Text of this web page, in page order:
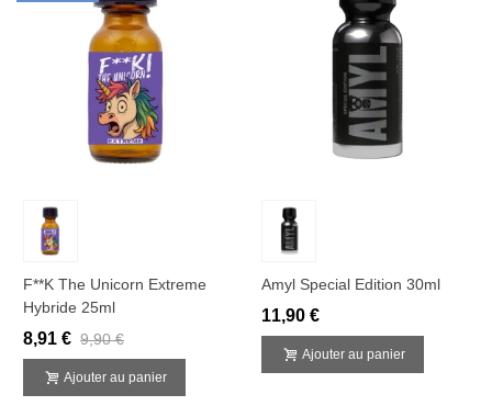
F**k The Unicorn Extreme
Hybride 25ml
8,91 € 9,90 €
Ajouter au panier
Amyl Special Edition 30ml
11,90 €
Ajouter au panier